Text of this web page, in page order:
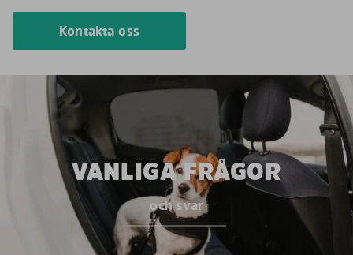
Kontakta oss
VANLIGA FRÅGOR
och svar